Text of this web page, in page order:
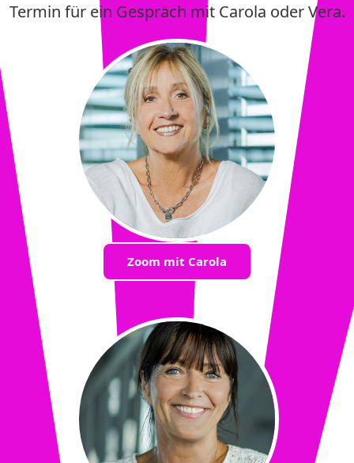
Termin für ein Gespräch mit Carola oder Vera.
Zoom mit Carola